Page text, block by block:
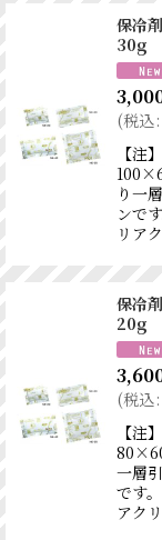
保冷
30g
(税込:
【注
り一
ンで
リア
保冷
20g
(税込:
【注
一層
です
アク